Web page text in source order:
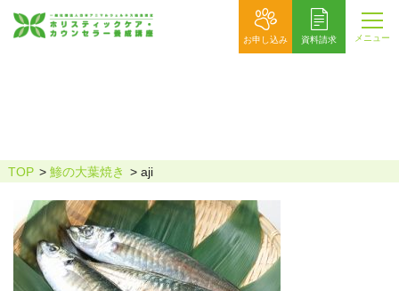
お申し込み 資料請求 メニュー
TOP 鯵の大葉焼き aji